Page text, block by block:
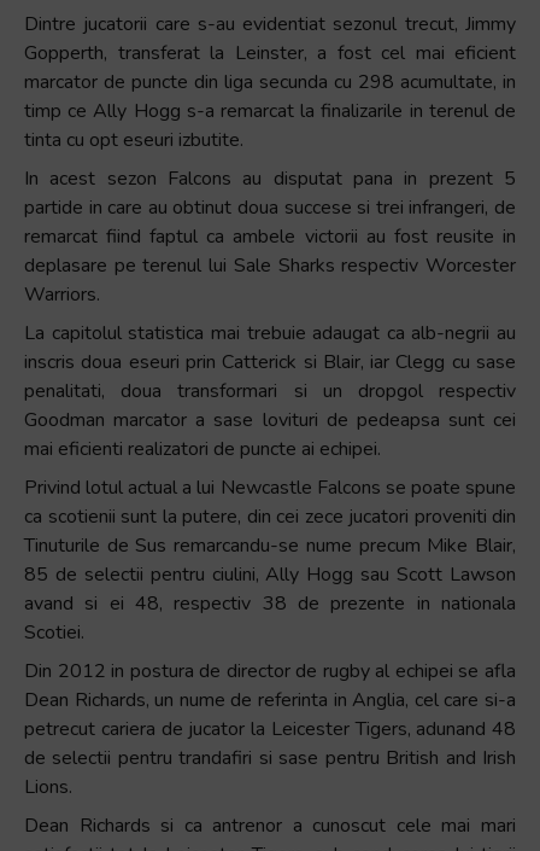
Dintre jucatorii care s-au evidentiat sezonul trecut, Jimmy
Gopperth, transferat la Leinster, a fost cel mai eficient
marcator de puncte din liga secunda cu 298 acumultate, in
timp ce Ally Hogg s-a remarcat la finalizarile in terenul de
tinta cu opt eseuri izbutite.
In acest sezon Falcons au disputat pana in prezent 5
partide in care au obtinut doua succese si trei infrangeri, de
remarcat fiind faptul ca ambele victorii au fost reusite in
deplasare pe terenul lui Sale Sharks respectiv Worcester
Warriors.
La capitolul statistica mai trebuie adaugat ca alb-negrii au
inscris doua eseuri prin Catterick si Blair, iar Clegg cu sase
penalitati, doua transformari si un dropgol respectiv
Goodman marcator a sase lovituri de pedeapsa sunt cei
mai eficienti realizatori de puncte ai echipei.
Privind lotul actual a lui Newcastle Falcons se poate spune
ca scotienii sunt la putere, din cei zece jucatori proveniti din
Tinuturile de Sus remarcandu-se nume precum Mike Blair,
85 de selectii pentru ciulini, Ally Hogg sau Scott Lawson
avand si ei 48, respectiv 38 de prezente in nationala
Scotiei.
Din 2012 in postura de director de rugby al echipei se afla
Dean Richards, un nume de referinta in Anglia, cel care si-a
petrecut cariera de jucator la Leicester Tigers, adunand 48
de selectii pentru trandafiri si sase pentru British and Irish
Lions.
Dean Richards si ca antrenor a cunoscut cele mai mari